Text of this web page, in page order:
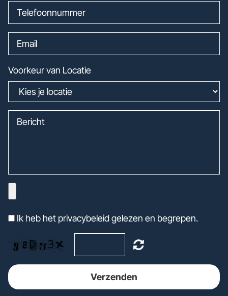
Voorkeur van Locatie
Ik heb het privacybeleid gelezen en begrepen.
Verzenden